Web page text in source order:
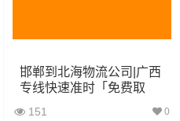
会面临以下风险和损失：
物流公司可能会在运输过程
邯郸到北海物流公司|广西
专线快速准时「免费取
151 0